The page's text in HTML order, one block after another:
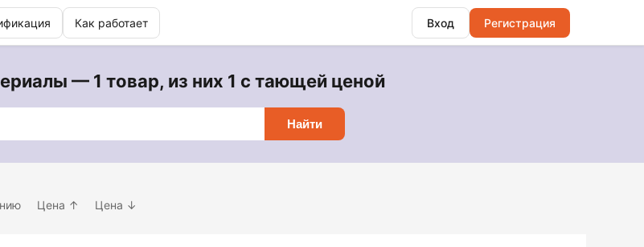
Как работает Вход Регистрация
— 1 товар, из них 1 с тающей ценой
Найти
Цена ↑ Цена ↓